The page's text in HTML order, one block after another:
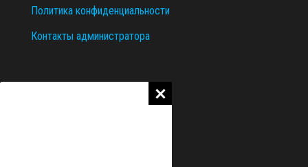
Политика конфиденциальности
Контакты администратора